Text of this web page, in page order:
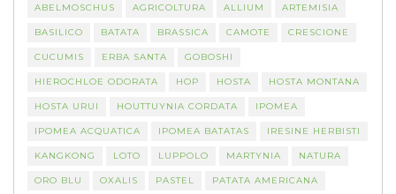
ABELMOSCHUS AGRICOLTURA ALLIUM ARTEMISIA
BASILICO BATATA BRASSICA CAMOTE CRESCIONE
CUCUMIS ERBA SANTA GOBOSHI
HIEROCHLOE ODORATA HOP HOSTA HOSTA MONTANA
HOSTA URUI HOUTTUYNIA CORDATA IPOMEA
IPOMEA ACQUATICA IPOMEA BATATAS IRESINE HERBISTI
KANGKONG LOTO LUPPOLO MARTYNIA NATURA
ORO BLU OXALIS PASTEL PATATA AMERICANA